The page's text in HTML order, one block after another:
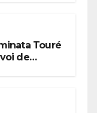
Touré
de